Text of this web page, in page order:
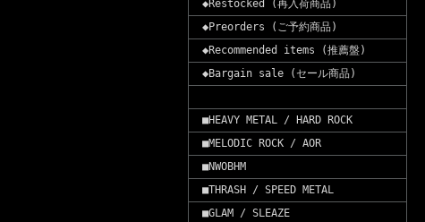
◆Restocked (再入荷商品)
◆Preorders (ご予約商品)
◆Recommended items (推薦盤)
◆Bargain sale (セール商品)
■HEAVY METAL / HARD ROCK
■MELODIC ROCK / AOR
■NWOBHM
■THRASH / SPEED METAL
■GLAM / SLEAZE